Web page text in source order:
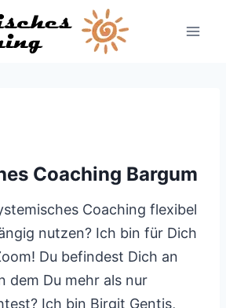
Coaching Bargum
Coaching flexibel
nutzen? Ich bin für Dich
Du befindest Dich an
dem Du mehr als nur
Ich bin Birgit Gentis,